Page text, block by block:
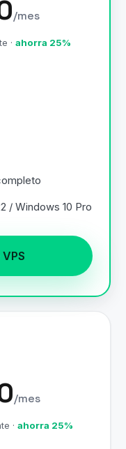
/mes
· ahorra 25%
/ Windows 10 Pro
/mes
· ahorra 25%